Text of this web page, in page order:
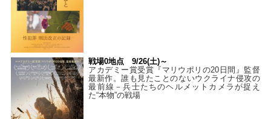
戦場0地点 9/26(土)～
アカデミー賞受賞『マリウポリの20日間』監督
最新作。誰も見たことのないウクライナ侵攻の
最前線－兵士たちのヘルメットカメラが捉え
た“本物”の戦場